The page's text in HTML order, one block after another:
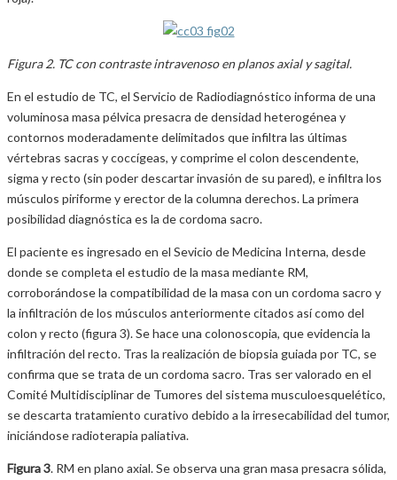
Figura 2. TC con contraste intravenoso en planos axial y sagital.
En el estudio de TC, el Servicio de Radiodiagnóstico informa de una
voluminosa masa pélvica presacra de densidad heterogénea y
contornos moderadamente delimitados que infiltra las últimas
vértebras sacras y coccígeas, y comprime el colon descendente,
sigma y recto (sin poder descartar invasión de su pared), e infiltra los
músculos piriforme y erector de la columna derechos. La primera
posibilidad diagnóstica es la de cordoma sacro.
El paciente es ingresado en el Sevicio de Medicina Interna, desde
donde se completa el estudio de la masa mediante RM,
corroborándose la compatibilidad de la masa con un cordoma sacro y
la infiltración de los músculos anteriormente citados así como del
colon y recto (figura 3). Se hace una colonoscopia, que evidencia la
infiltración del recto. Tras la realización de biopsia guiada por TC, se
confirma que se trata de un cordoma sacro. Tras ser valorado en el
Comité Multidisciplinar de Tumores del sistema musculoesquelético,
se descarta tratamiento curativo debido a la irresecabilidad del tumor,
iniciándose radioterapia paliativa.
Figura 3. RM en plano axial. Se observa una gran masa presacra sólida,